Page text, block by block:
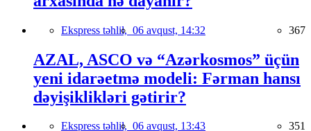
Ekspress təhlil, 06 avqust, 14:32 367
AZAL, ASCO və “Azərkosmos” üçün
yeni idarəetmə modeli: Fərman hansı
dəyişiklikləri gətirir?
Ekspress təhlil, 06 avqust, 13:43 351